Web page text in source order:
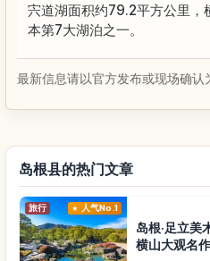
宍道湖面积约79.2平方公里，
本第7大湖泊之一。
最新信息请以官方发布或现场确认
岛根县的热门文章
旅行 人气No.1
岛根·足立美
横山大观名作